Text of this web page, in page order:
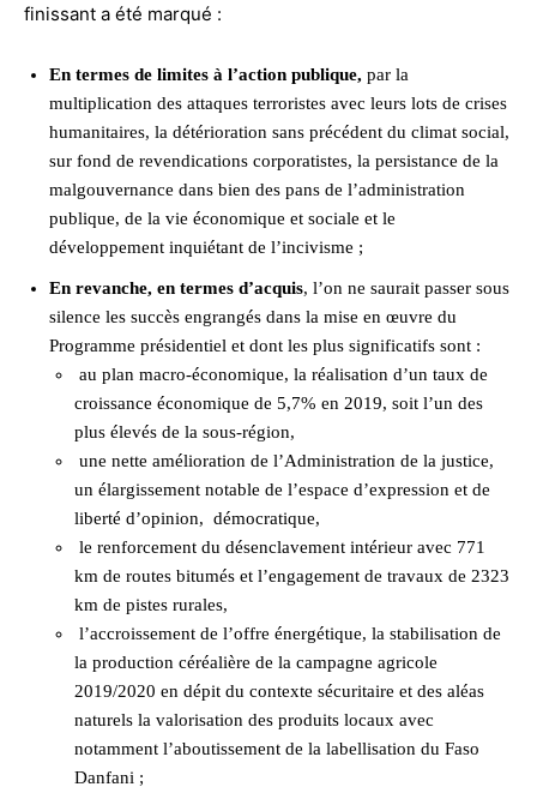
finissant a été marqué :
En termes de limites à l’action publique, par la
multiplication des attaques terroristes avec leurs lots de crises
humanitaires, la détérioration sans précédent du climat social,
sur fond de revendications corporatistes, la persistance de la
malgouvernance dans bien des pans de l’administration
publique, de la vie économique et sociale et le
développement inquiétant de l’incivisme ;
En revanche, en termes d’acquis, l’on ne saurait passer sous
silence les succès engrangés dans la mise en œuvre du
Programme présidentiel et dont les plus significatifs sont :
au plan macro-économique, la réalisation d’un taux de
croissance économique de 5,7% en 2019, soit l’un des
plus élevés de la sous-région,
une nette amélioration de l’Administration de la justice,
un élargissement notable de l’espace d’expression et de
liberté d’opinion, démocratique,
le renforcement du désenclavement intérieur avec 771
km de routes bitumés et l’engagement de travaux de 2323
km de pistes rurales,
l’accroissement de l’offre énergétique, la stabilisation de
la production céréalière de la campagne agricole
2019/2020 en dépit du contexte sécuritaire et des aléas
naturels la valorisation des produits locaux avec
notamment l’aboutissement de la labellisation du Faso
Danfani ;